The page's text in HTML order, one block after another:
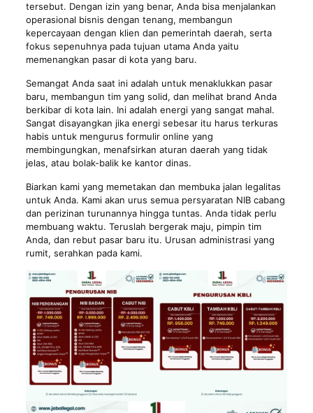
tersebut. Dengan izin yang benar, Anda bisa menjalankan
operasional bisnis dengan tenang, membangun
kepercayaan dengan klien dan pemerintah daerah, serta
fokus sepenuhnya pada tujuan utama Anda yaitu
memenangkan pasar di kota yang baru.
Semangat Anda saat ini adalah untuk menaklukkan pasar
baru, membangun tim yang solid, dan melihat brand Anda
berkibar di kota lain. Ini adalah energi yang sangat mahal.
Sangat disayangkan jika energi sebesar itu harus terkuras
habis untuk mengurus formulir online yang
membingungkan, menafsirkan aturan daerah yang tidak
jelas, atau bolak-balik ke kantor dinas.
Biarkan kami yang memetakan dan membuka jalan legalitas
untuk Anda. Kami akan urus semua persyaratan NIB cabang
dan perizinan turunannya hingga tuntas. Anda tidak perlu
membuang waktu. Teruslah bergerak maju, pimpin tim
Anda, dan rebut pasar baru itu. Urusan administrasi yang
rumit, serahkan pada kami.